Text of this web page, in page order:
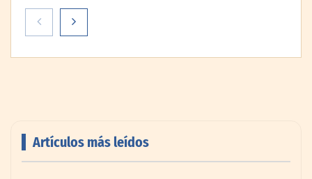
Artículos más leídos